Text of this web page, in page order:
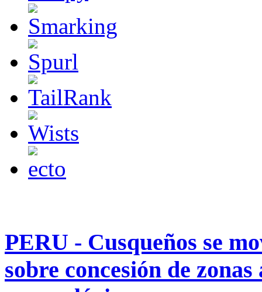
PERU - Cusqueños se
sobre concesión de